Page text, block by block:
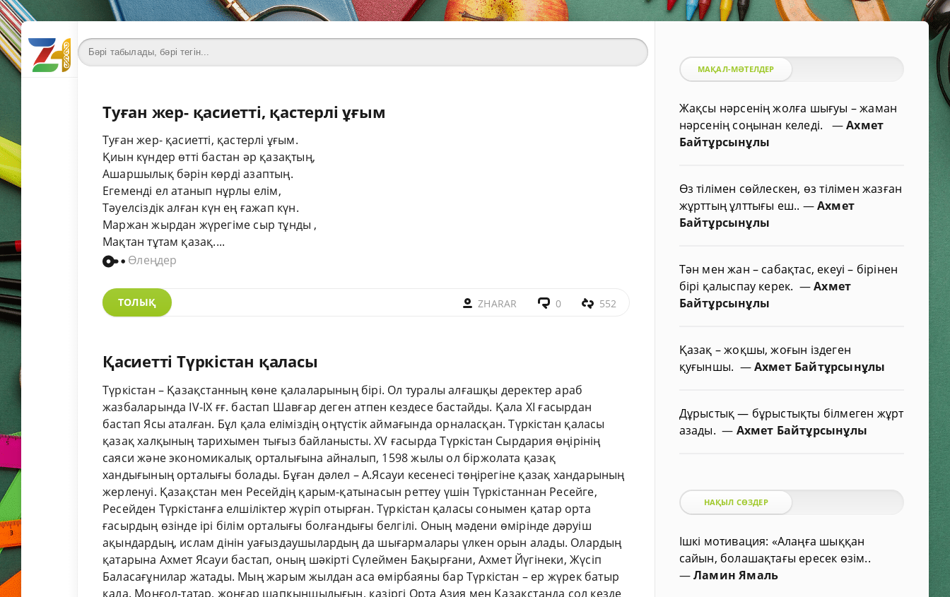
Туған жер- қасиетті, қастерлі ұғым
Туған жер- қасиетті, қастерлі ұғым.
Қиын күндер өтті бастан әр қазақтың,
Ашаршылық бәрін көрді азаптың.
Егеменді ел атанып нұрлы елім,
Тәуелсіздік алған күн ең ғажап күн.
Маржан жырдан жүрегіме сыр тұнды ,
Мақтан тұтам қазақ....
Өлеңдер
ТОЛЫҚ ZHARAR 0 552
Қасиетті Түркістан қаласы
Түркістан – Қазақстанның көне қалаларының бірі. Ол туралы алғашқы деректер араб
жазбаларында ІV-ІХ ғғ. бастап Шавғар деген атпен кездесе бастайды. Қала ХІ ғасырдан
бастап Ясы аталған. Бұл қала еліміздің оңтүстік аймағында орналасқан. Түркістан қаласы
қазақ халқының тарихымен тығыз байланысты. ХV ғасырда Түркістан Сырдария өңірінің
саяси және экономикалық орталығына айналып, 1598 жылы ол біржолата қазақ
хандығының орталығы болады. Бұған дәлел – А.Ясауи кесенесі төңірегіне қазақ хандарының
жерленуі. Қазақстан мен Ресейдің қарым-қатынасын реттеу үшін Түркістаннан Ресейге,
Ресейден Түркістанға елшіліктер жүріп отырған. Түркістан қаласы сонымен қатар орта
ғасырдың өзінде ірі білім орталығы болғандығы белгілі. Оның мәдени өмірінде дәруіш
ақындардың, ислам дінін уағыздаушылардың да шығармалары үлкен орын алады. Олардың
қатарына Ахмет Ясауи бастап, оның шәкірті Сүлеймен Бақырғани, Ахмет Йүгінеки, Жүсіп
Баласағұнилар жатады. Мың жарым жылдан аса өмірбаяны бар Түркістан – ер жүрек батыр
қала. Моңғол-татар, жоңғар шапқыншылығын, қазіргі Орта Азия мен Қазақстанда сол кезде
МАҚАЛ-МӘТЕЛДЕР
Жақсы нәрсенің жолға шығуы – жаман
нәрсенің соңынан келеді. —Ахмет
Байтұрсынұлы
Өз тілімен сөйлескен, өз тілімен жазған
жұрттың ұлттығы еш.. —Ахмет
Байтұрсынұлы
Тән мен жан – сабақтас, екеуі – бірінен
бірі қалыспау керек. —Ахмет
Байтұрсынұлы
Қазақ – жоқшы, жоғын іздеген
қуғыншы. —Ахмет Байтұрсынұлы
Дұрыстық — бұрыстықты білмеген жұрт
азады.— Ахмет Байтұрсынұлы
НАҚЫЛ СӨЗДЕР
Ішкі мотивация: «Алаңға шыққан
сайын, болашақтағы ересек өзім..
—Ламин Ямаль